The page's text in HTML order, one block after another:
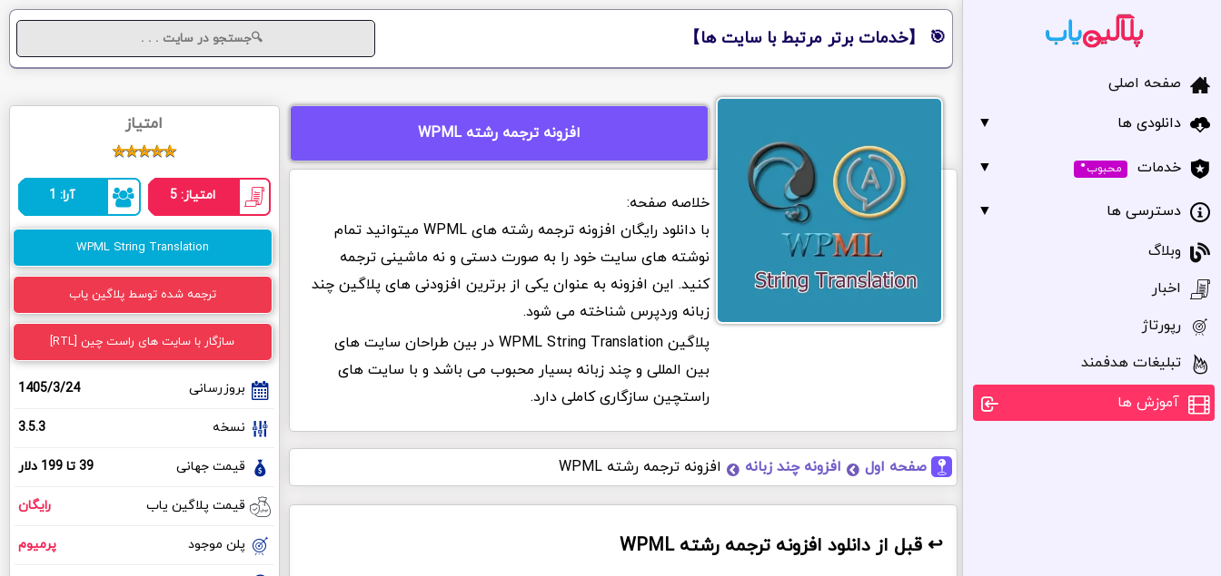
صفحه اصلی
دانلودی ها
▼
خدمات محبوب•
▼
دسترسی ها
▼
وبلاگ
اخبار
رپورتاژ
تبلیغات هدفمند
آموزش ها
🎯 【خدمات برتر مرتبط با سایت ها】
افزونه ترجمه رشته WPML
با دانلود رایگان افزونه ترجمه رشته های WPML میتوانید تمام
نوشته های سایت خود را به صورت دستی و نه ماشینی ترجمه
کنید. این افزونه به عنوان یکی از برترین افزودنی های پلاگین چند
زبانه وردپرس شناخته می شود.
پلاگین WPML String Translation در بین طراحان سایت های
بین المللی و چند زبانه بسیار محبوب می باشد و با سایت های
راستچین سازگاری کاملی دارد.
صفحه اول افزونه چند زبانه افزونه ترجمه رشته WPML
↩️ قبل از دانلود افزونه ترجمه رشته WPML
امتیاز
امتیاز: 5 آرا: 1
WPML String Translation
ترجمه شده توسط پلاگین یاب
سازگار با سایت های راست چین [RTL]
بروزرسانی 1405/3/24
نسخه 3.5.3
قیمت جهانی 39 تا 199 دلار
قیمت پلاگین یاب رایگان
پلن موجود پرمیوم